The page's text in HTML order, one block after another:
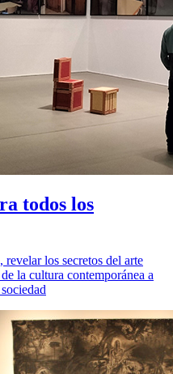
todos los
los secretos del arte
la cultura contemporánea a